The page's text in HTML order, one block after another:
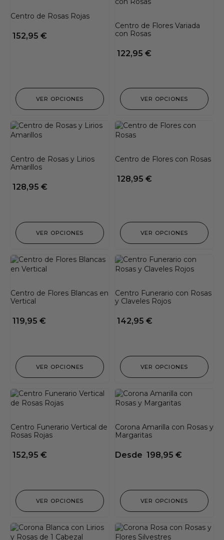
Centro de Rosas Rojas
152,95 €
VER OPCIONES
Centro de Flores Variada
con Rosas
122,95 €
VER OPCIONES
Centro de Rosas y Lirios
Amarillos
128,95 €
VER OPCIONES
Centro de Flores con Rosas
128,95 €
VER OPCIONES
Centro de Flores Blancas en
Vertical
119,95 €
VER OPCIONES
Centro Funerario con Rosas
y Claveles Rojos
142,95 €
VER OPCIONES
Centro Funerario Vertical de
Rosas Rojas
152,95 €
VER OPCIONES
Corona Amarilla con Rosas y
Margaritas
Desde 198,95 €
VER OPCIONES